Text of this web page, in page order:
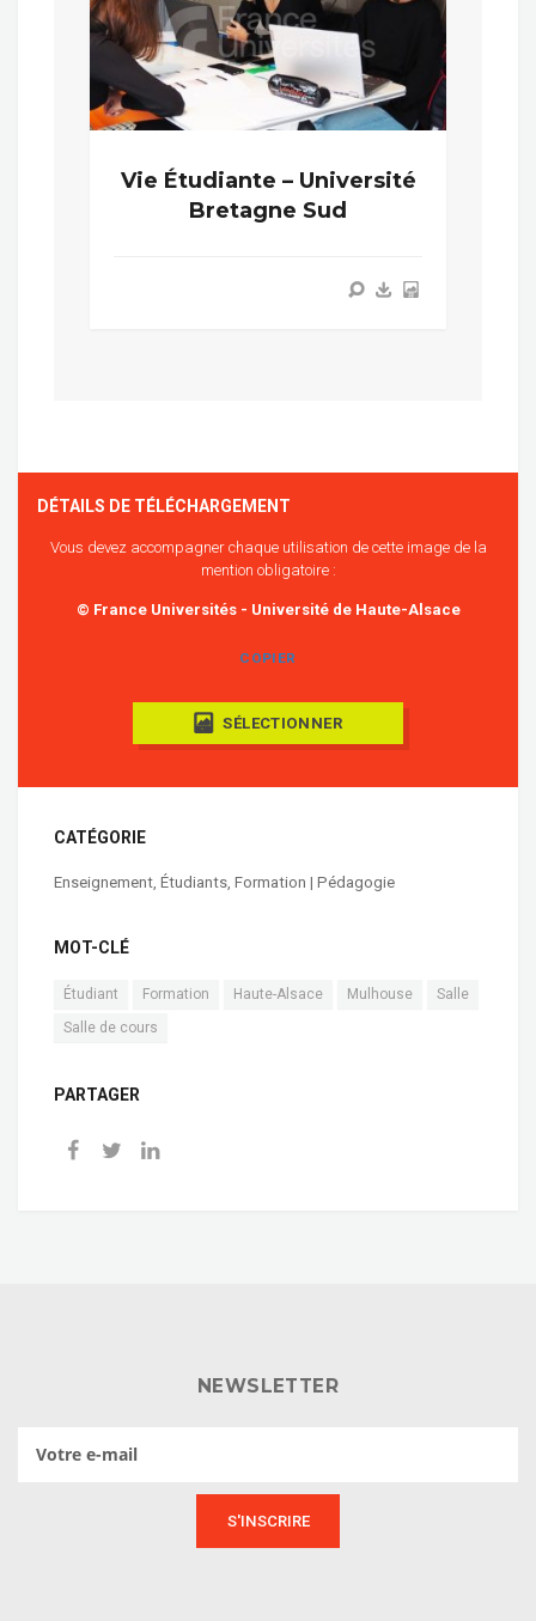
Vie Étudiante – Université
Bretagne Sud
DÉTAILS DE TÉLÉCHARGEMENT
Vous devez accompagner chaque utilisation de cette image de la
mention obligatoire :
© France Universités - Université de Haute-Alsace
COPIER
SÉLECTIONNER
CATÉGORIE
Enseignement, Étudiants, Formation | Pédagogie
MOT-CLÉ
Étudiant Formation Haute-Alsace Mulhouse
Salle
Salle de cours
PARTAGER
NEWSLETTER